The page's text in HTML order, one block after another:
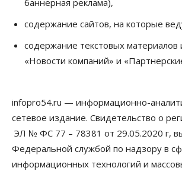
07 Августа 2026, 10:15
Общество
Новосибирской области, но режима
07 Августа 2026, 10:00
выстраивают системы защиты от
07 Августа 2026, 09:00
По «Сибэлектротерму» выдали
листы на полмиллиарда рублей
баннерная реклама),
содержание сайтов, на которые
содержание текстовых материалов
«Новости компаний» и
infopro54.ru — информационно-
сетевое издание. Свидетельство о
ЭЛ № ФС 77 – 78381 от 29.05.2020 г,
Федеральной службой по надзору в
информационных технологий и